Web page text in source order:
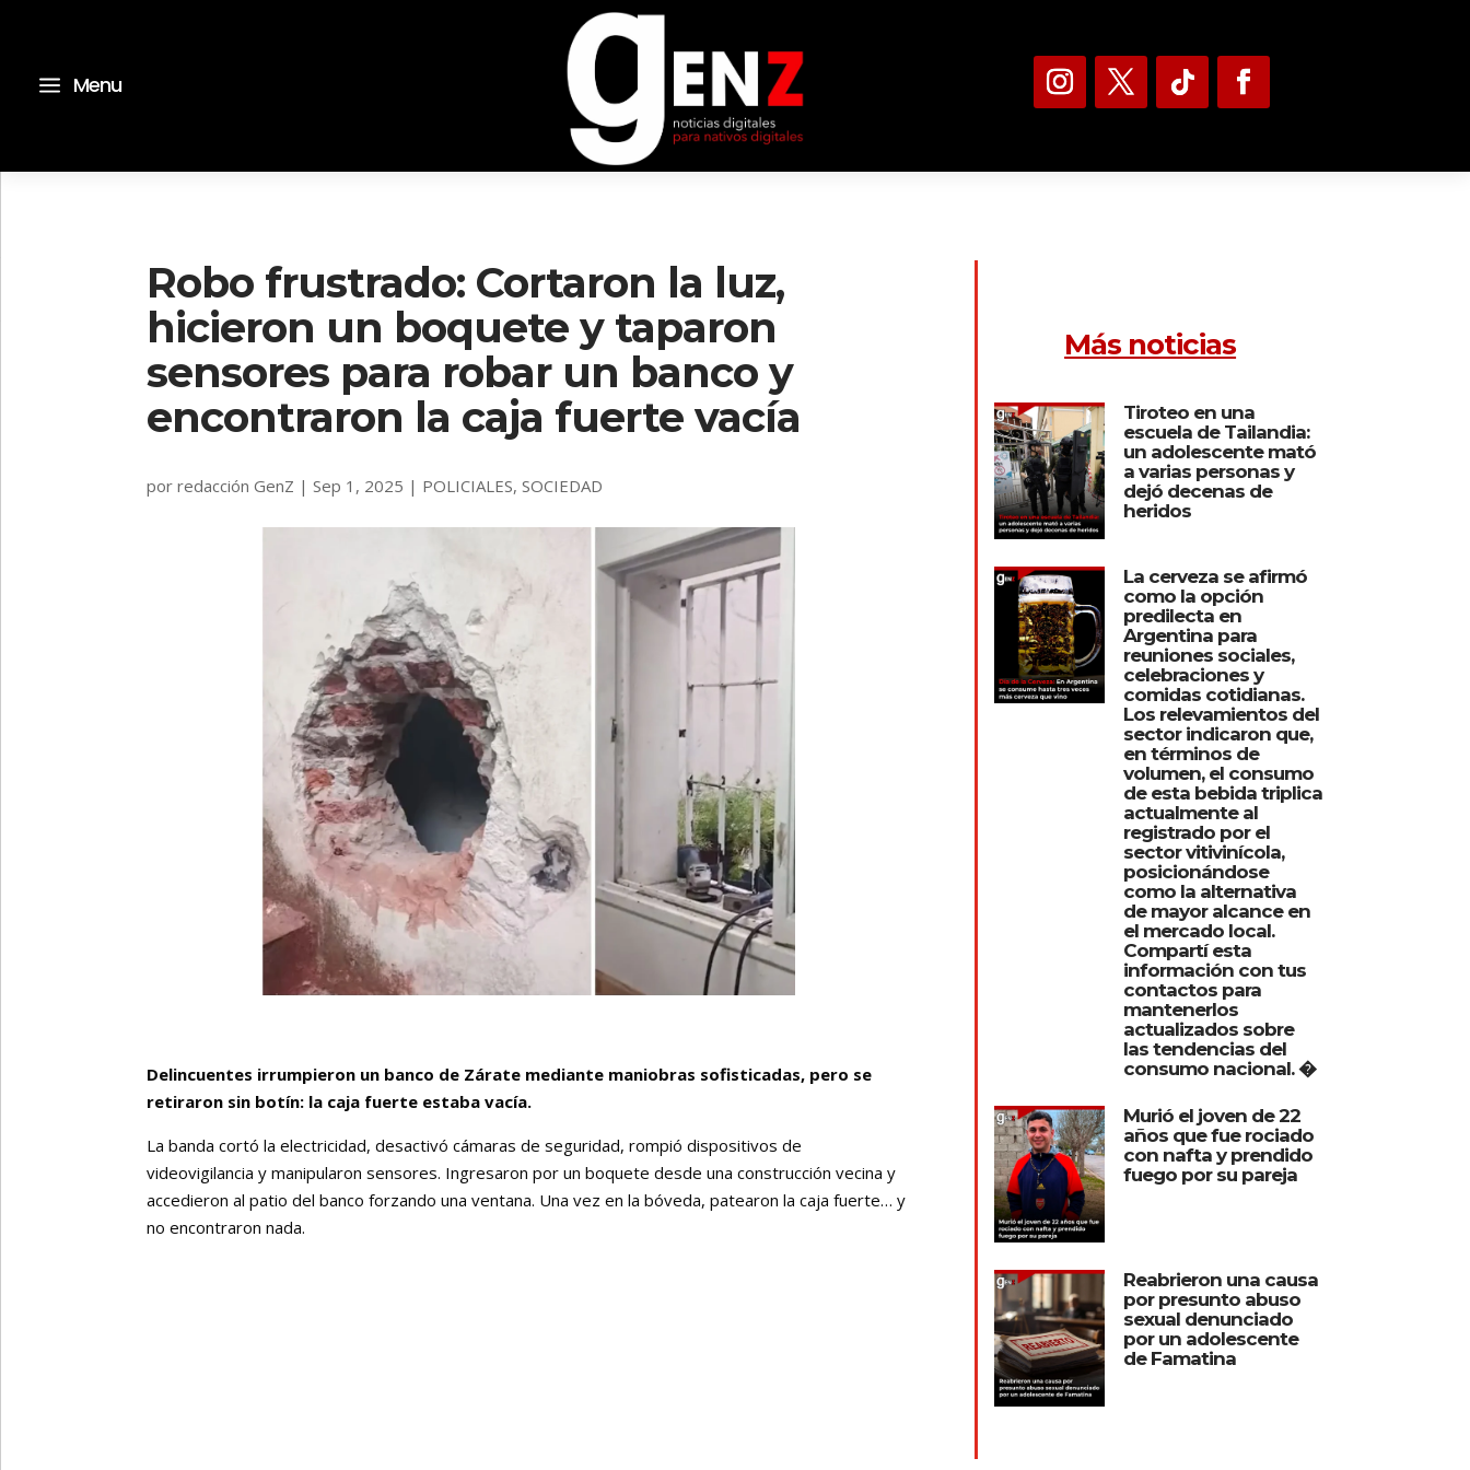
a Menu
Robo frustrado: Cortaron la luz,
hicieron un boquete y taparon
sensores para robar un banco y
encontraron la caja fuerte vacía
porredacción GenZ |Sep 1, 2025 | POLICIALES,SOCIEDAD
Delincuentes irrumpieron un banco de Zárate mediante maniobras sofisticadas, pero se
retiraron sin botín: la caja fuerte estaba vacía.
La banda cortó la electricidad, desactivó cámaras de seguridad, rompió dispositivos de
videovigilancia y manipularon sensores. Ingresaron por un boquete desde una construcción vecina y
accedieron al patio del banco forzando una ventana. Una vez en la bóveda, patearon la caja fuerte… y
no encontraron nada.
Más noticias
Tiroteo en una
escuela de Tailandia:
un adolescente mató
a varias personas y
dejó decenas de
heridos
La cerveza se afirmó
como la opción
predilecta en
Argentina para
reuniones sociales,
celebraciones y
comidas cotidianas.
Los relevamientos del
sector indicaron que,
en términos de
volumen, el consumo
de esta bebida triplica
actualmente al
registrado por el
sector vitivinícola,
posicionándose
como la alternativa
de mayor alcance en
el mercado local.
Compartí esta
información con tus
contactos para
mantenerlos
actualizados sobre
las tendencias del
consumo nacional. �
Murió el joven de 22
años que fue rociado
con nafta y prendido
fuego por su pareja
Reabrieron una causa
por presunto abuso
sexual denunciado
por un adolescente
de Famatina